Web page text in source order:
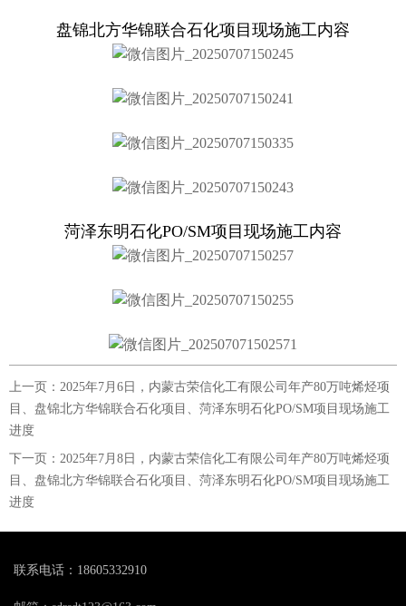
盘锦北方华锦联合石化项目现场施工内容
菏泽东明石化PO/SM项目现场施工内容
上一页： 2025年7月6日，内蒙古荣信化工有限公司年产80万吨烯烃项
目、盘锦北方华锦联合石化项目、菏泽东明石化PO/SM项目现场施工
进度
下一页： 2025年7月8日，内蒙古荣信化工有限公司年产80万吨烯烃项
目、盘锦北方华锦联合石化项目、菏泽东明石化PO/SM项目现场施工
进度
联系电话：18605332910